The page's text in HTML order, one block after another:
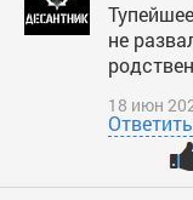
не
18 июн
Ответить